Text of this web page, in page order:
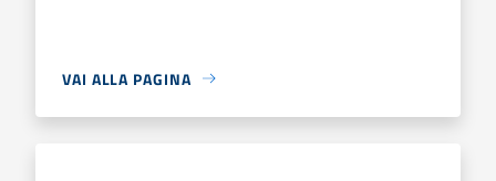
VAI ALLA PAGINA